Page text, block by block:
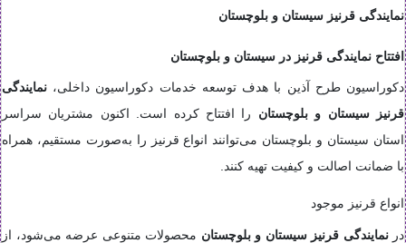
نمایندگی قرنیز سیستان و بلوچستان
افتتاح نمایندگی قرنیز در سیستان و بلوچستان
دکوراسیون طرح آذین با هدف توسعه خدمات دکوراسیون داخلی، نمایندگی
قرنیز سیستان و بلوچستان را افتتاح کرده است. اکنون مشتریان سراسر
استان سیستان و بلوچستان می‌توانند انواع قرنیز را به‌صورت مستقیم، همراه
با ضمانت اصالت و کیفیت تهیه کنند.
انواع قرنیز موجود
درنمایندگی قرنیز سیستان و بلوچستان محصولات متنوعی عرضه می‌شود، از